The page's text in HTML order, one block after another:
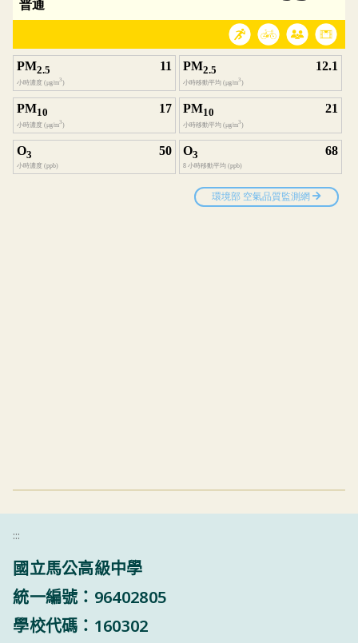
:::
國立馬公高級中學
統一編號：96402805
學校代碼：160302